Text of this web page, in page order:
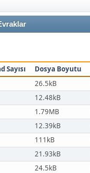
Sayısı Dosya Boyutu
26.5kB
12.48kB
1.79MB
12.39kB
111kB
21.93kB
24.5kB